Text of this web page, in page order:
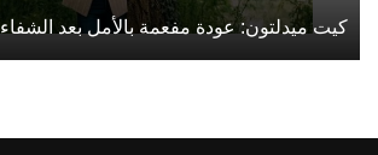
كيت ميدلتون: عودة مفعمة بالأمل بعد الشفاء